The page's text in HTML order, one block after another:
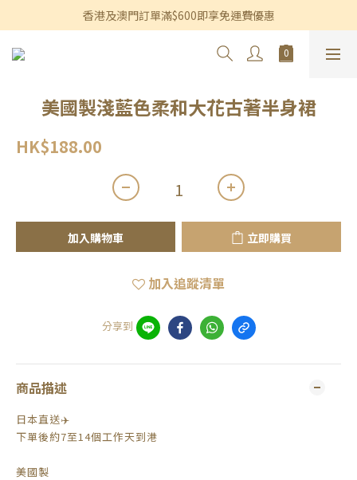
香港及澳門訂單滿$600即享免運費優惠
香港及澳門訂單滿$600即享免運費優惠
3個月內買滿$1,200可享永久九折優惠
美國製淺藍色柔和大花古著半身裙
HK$188.00
加入購物車 立即購買
加入追蹤清單
分享到
商品描述
日本直送✈️
下單後約7至14個工作天到港
美國製